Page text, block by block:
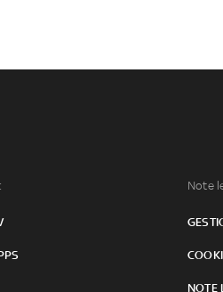
Note
NOTE